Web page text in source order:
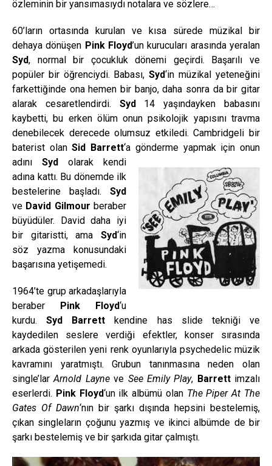
özleminin bir yansımasıydı notalara ve sözlere…
60’ların ortasında kurulan ve kısa sürede müzikal bir
dehaya dönüşen Pink Floyd’un kurucuları arasında yeralan
Syd, normal bir çocukluk dönemi geçirdi. Başarılı ve
popüler bir öğrenciydi. Babası,Syd‘in müzikal yeteneğini
farkettiğinde ona hemen bir banjo, daha sonra da bir gitar
alarak cesaretlendirdi. Syd14 yaşındayken babasını
kaybetti, bu erken ölüm onun psikolojik yapısını travma
denebilecek derecede olumsuz etkiledi. Cambridgeli bir
baterist olanSid Barrett‘a gönderme yapmak için onun
adını
Syd olarak kendi
adına kattı. Bu dönemde ilk
bestelerine başladı. Syd
ve David Gilmour beraber
büyüdüler. David daha iyi
bir gitaristti, ama Syd‘in
söz yazma konusundaki
başarısına yetişemedi.
1964’te grup arkadaşlarıyla
beraber Pink Floyd‘u
kurdu. Syd Barrett kendine has slide tekniği ve
kaydedilen seslere verdiği efektler, konser sırasında
arkada gösterilen yeni renk oyunlarıyla psychedelic müzik
kavramını yaratmıştı. Grubun tanınmasına neden olan
single’larArnold Layneve See Emily Play, Barrettimzalı
eserlerdi. Pink Floyd‘un ilk albümü olan The Piper At The
Gates Of Dawn‘nın bir şarkı dışında hepsini bestelemiş,
çıkan singleların çoğunu yazmış ve ikinci albümde de bir
şarkı bestelemiş ve bir şarkıda gitar çalmıştı.